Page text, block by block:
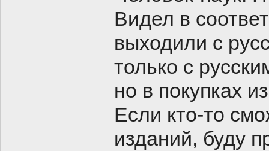
Видел в
выходили с
только с
но в покупках
Если кто-то
изданий, буду